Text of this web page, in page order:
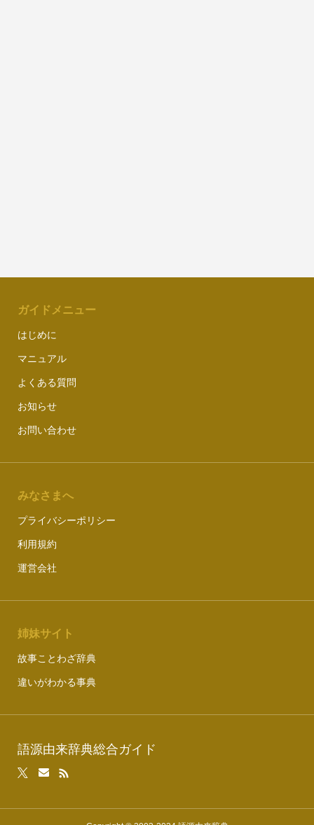
ガイドメニュー
はじめに
マニュアル
よくある質問
お知らせ
お問い合わせ
みなさまへ
プライバシーポリシー
利用規約
運営会社
姉妹サイト
故事ことわざ辞典
違いがわかる事典
語源由来辞典総合ガイド